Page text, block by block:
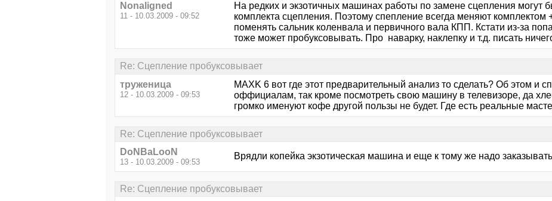
Nonaligned
11 - 10.03.2009 - 09:52
На редких и экзотичных машинах работы по замене сцепления могут
комплекта сцепления. Поэтому спепление всегда меняют
поменять сальник коленвала и первичного вала КПП. Кстати из-за
тоже может пробуксовывать. Про наварку, наклепку и т.д. писать
Re: Сцепление пробуксовывает
труженица
12 - 10.03.2009 - 09:53
MAXK 6 вот где этот предварительный анализ то сделать? Об этом и
оффициалам, так кроме посмотреть свою машину в телевизоре, да
громко именуют кофе другой пользы не будет. Где есть реальные
Re: Сцепление пробуксовывает
DoNBaLooN
13 - 10.03.2009 - 09:53
Врядли копейка экзотическая машина и еще к тому же надо
Re: Сцепление пробуксовывает